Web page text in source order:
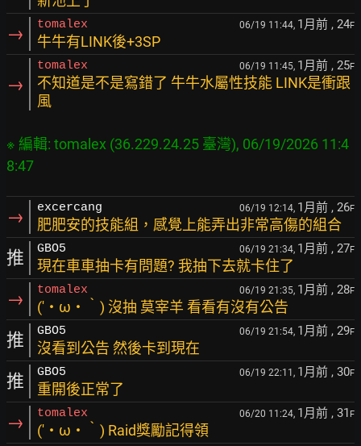
→ tomalex 06/19 11:44, 1月前 , 24F
牛牛有LINK後+3SP
→
tomalex 06/19 11:45, 1月前 , 25F
不知道是不是寫錯了 牛牛水屬性技能 LINK是衝跟
風
※ 編輯: tomalex (36.229.24.25 臺灣), 06/19/2026 11:4
→ excercang 06/19 12:14, 1月前 , 26F
肥肥安的技能組，感覺上能弄出非常高傷的組合
推 GBO5 06/19 21:34, 1月前 , 27F
現在車車抽卡有問題? 我抽下去就卡住了
→ tomalex 06/19 21:35, 1月前 , 28F
(′・ω・‵) 沒抽 莫宰羊 看看有沒有公告
推 GBO5 06/19 21:54, 1月前 , 29F
沒看到公告 然後卡到現在
推 GBO5 06/19 22:11, 1月前 , 30F
重開後正常了
→ tomalex 06/20 11:24, 1月前 , 31 F
(′・ω・‵) Raid獎勵記得領